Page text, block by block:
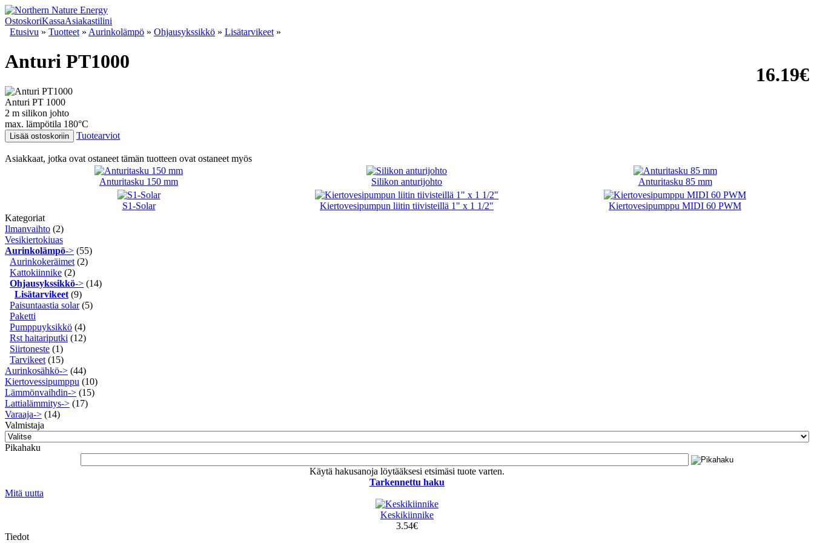
OstoskoriKassaAsiakastilini
Etusivu » Tuotteet » Aurinkolämpö » Ohjausykssikkö » Lisätarvikeet »
16.19€
Anturi PT1000
Anturi PT 1000
2 m silikon johto
max. lämpötila 180°C
Lisää ostoskoriin Tuotearviot
Asiakkaat, jotka ovat ostaneet tämän tuotteen ovat ostaneet myös
Anturitasku 150 mm Silikon anturijohto Anturitasku 85 mm
S1-Solar Kiertovesipumpun liitin tiivisteillä 1" x 1 1/2"
Kiertovesipumppu MIDI 60 PWM
Kategoriat
Ilmanvaihto (2)
Vesikiertokiuas
Aurinkolämpö-> (55)
Aurinkokeräimet (2)
Kattokiinnike (2)
Ohjausykssikkö-> (14)
Lisätarvikeet (9)
Paisuntaastia solar(5)
Paketti
Pumppuyksikkö (4)
Rst haitariputki (12)
Siirtoneste (1)
Tarvikeet (15)
Aurinkosähkö-> (44)
Kiertovessipumppu (10)
Lämmönvaihdin-> (15)
Lattialämmitys-> (17)
Varaaja-> (14)
Valmistaja
Pikahaku
Käytä hakusanoja löytääksesi etsimäsi tuote varten.
Tarkennettu haku
Mitä uutta
Keskikiinnike
3.54€
Tiedot